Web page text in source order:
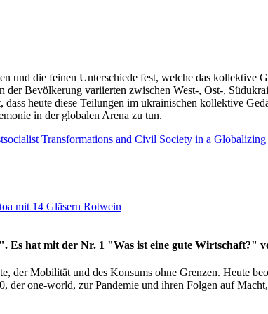
und die feinen Unterschiede fest, welche das kollektive
Bevölkerung variierten zwischen West-, Ost-,
heute diese Teilungen im ukrainischen kollektive
in der globalen Arena zu tun.
Transformations and Civil Society in a
mit 14 Gläsern Rotwein
hat mit der Nr. 1 "Was ist eine gute Wirtschaft?"
der Mobilität und des Konsums ohne Grenzen. Heute
der one-world, zur Pandemie und ihren Folgen auf